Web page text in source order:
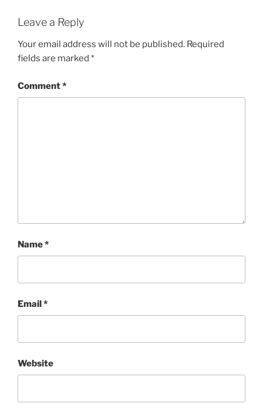
Leave a Reply
Your email address will not be published. Required
fields are marked *
Comment*
Name*
Email*
Website